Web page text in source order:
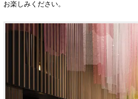
お楽しみください。